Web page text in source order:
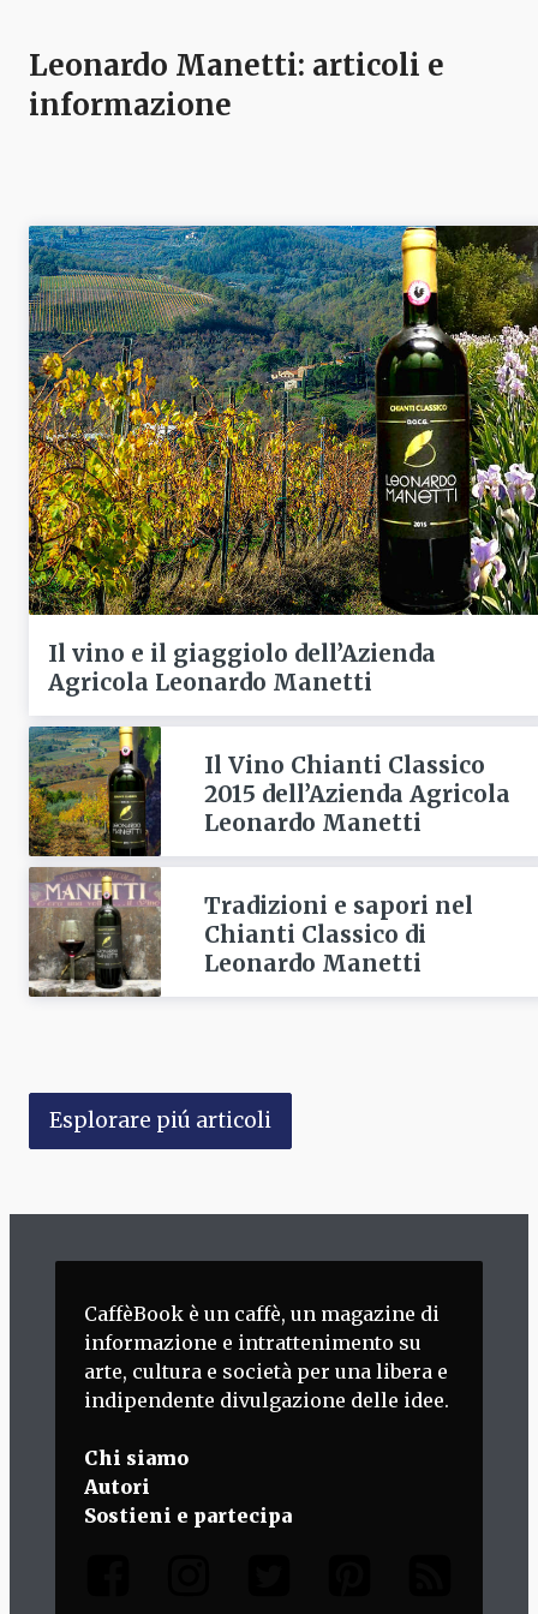
Leonardo Manetti: articoli e
informazione
Il vino e il giaggiolo dell’Azienda
Agricola Leonardo Manetti
Il Vino Chianti Classico
2015 dell’Azienda Agricola
Leonardo Manetti
Tradizioni e sapori nel
Chianti Classico di
Leonardo Manetti
Esplorare piú articoli
CaffèBook è un caffè, un magazine di
informazione e intrattenimento su
arte, cultura e società per una libera e
indipendente divulgazione delle idee.
Chi siamo
Autori
Sostieni e partecipa